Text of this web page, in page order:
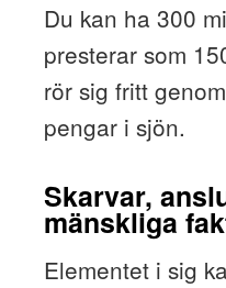
Du kan ha 300
presterar som
rör sig fritt
pengar i sjön.
Skarvar,
mänskliga
Elementet i sig